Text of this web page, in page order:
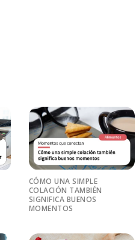
CÓMO UNA SIMPLE
COLACIÓN TAMBIÉN
SIGNIFICA BUENOS
MOMENTOS